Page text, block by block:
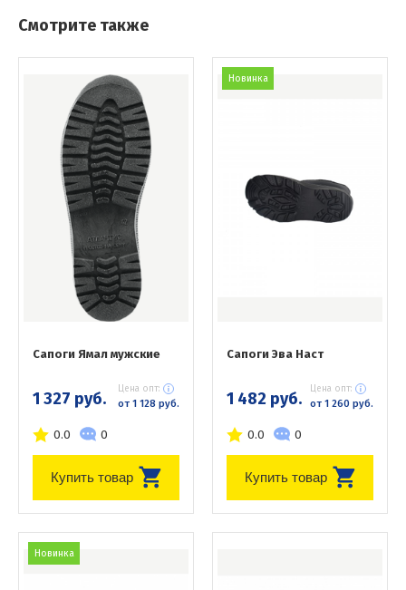
Смотрите также
Сапоги Ямал мужские
1 327 руб. Цена опт:
от 1 128 руб.
0.0 0
Купить товар
Новинка
Сапоги Эва Наст
1 482 руб. Цена опт:
от 1 260 руб.
0.0 0
Купить товар
Новинка